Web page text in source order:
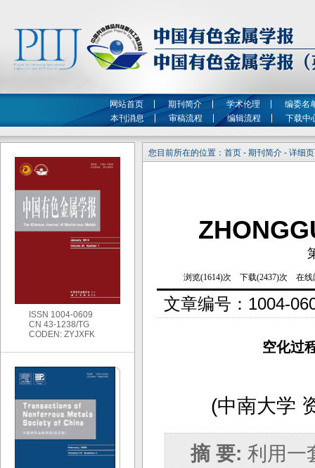
网站首页 期刊简介 学术伦理
编委名
本刊消息
审稿流程 编辑流程 下载中
您目前所在的位置：首页 - 期刊简介 - 详细
文章编号： 1004-
空化过
(中南大学
摘 要: 利用一
ISSN 1004-0609
CN 43-1238/TG
CODEN: ZYJXFK